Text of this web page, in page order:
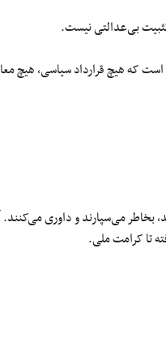
بی‌عدالتی نیست.
است که هیچ قرارداد سیاسی، هیچ
می‌سپارند و داوری می‌کنند.
تا کرامت ملی.